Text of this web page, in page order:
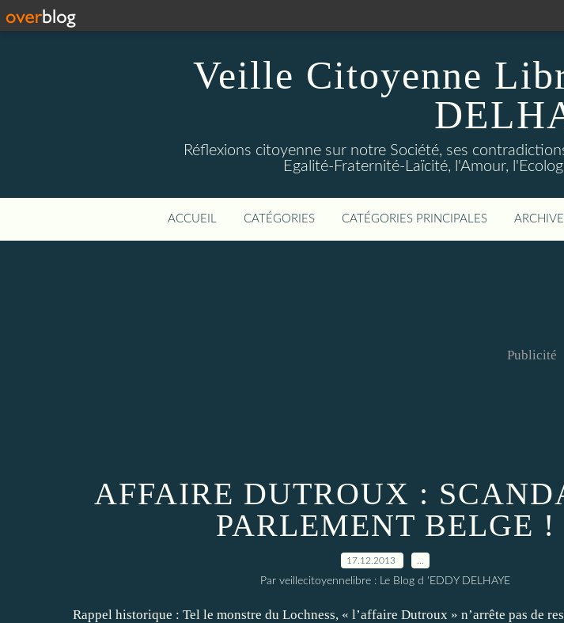
Veille Citoyenne
Réflexions citoyenne sur notre Société, ses
Egalité-Fraternité-Laïcité, l'Amour,
ACCUEIL CATÉGORIES CATÉGORIES PRINCIPALES
Publicité
AFFAIRE DUTROUX :
PARLEMENT BELGE !
17.12.2013
Par veillecitoyennelibre : Le Blog d 'EDDY DELHAYE
Rappel historique : Tel le monstre du Lochness, « l’affaire Dutroux » n’arrête pas de